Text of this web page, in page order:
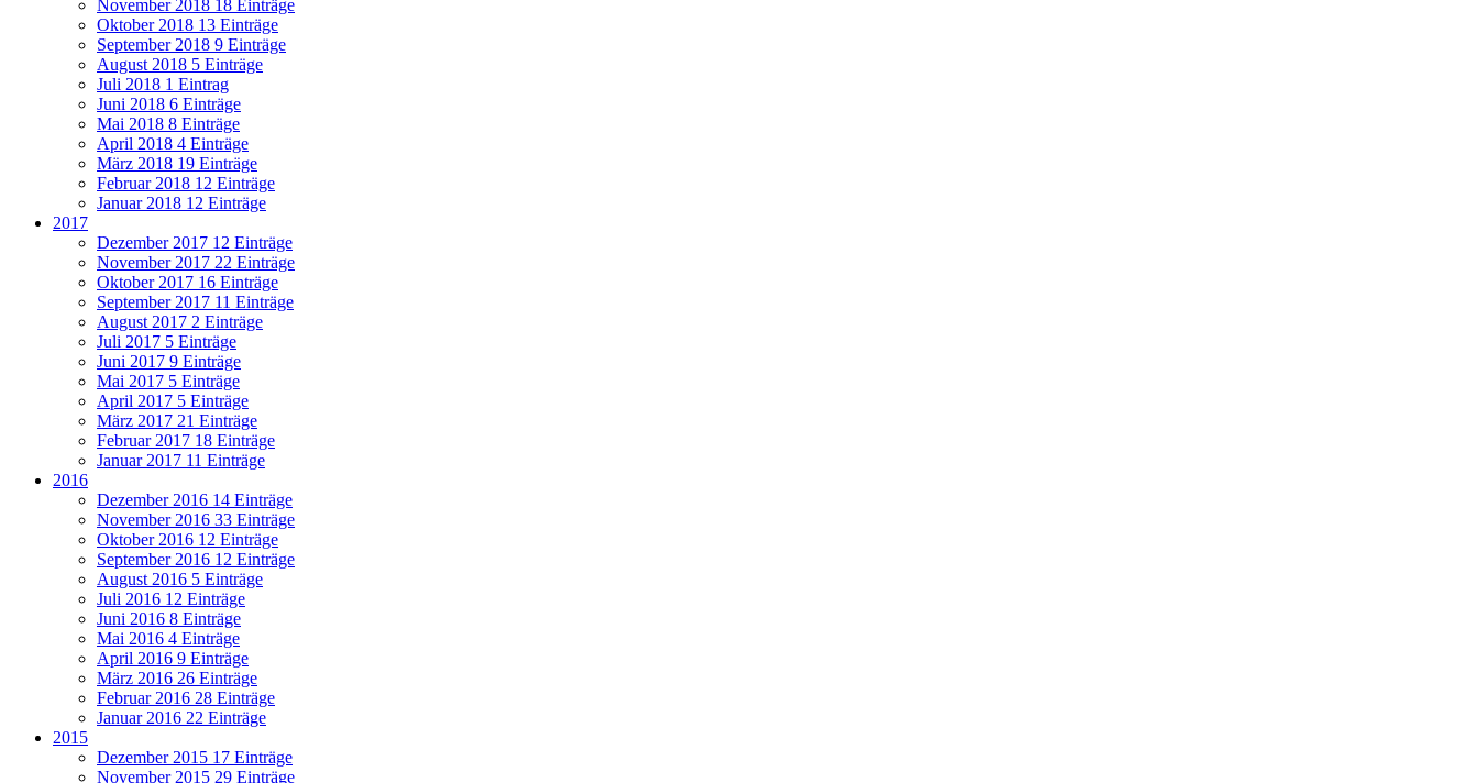
November 2018 18 Einträge
Oktober 2018 13 Einträge
September 2018 9 Einträge
August 2018 5 Einträge
Juli 2018 1 Eintrag
Juni 2018 6 Einträge
Mai 2018 8 Einträge
April 2018 4 Einträge
März 2018 19 Einträge
Februar 2018 12 Einträge
Januar 2018 12 Einträge
2017
Dezember 2017 12 Einträge
November 2017 22 Einträge
Oktober 2017 16 Einträge
September 2017 11 Einträge
August 2017 2 Einträge
Juli 2017 5 Einträge
Juni 2017 9 Einträge
Mai 2017 5 Einträge
April 2017 5 Einträge
März 2017 21 Einträge
Februar 2017 18 Einträge
Januar 2017 11 Einträge
2016
Dezember 2016 14 Einträge
November 2016 33 Einträge
Oktober 2016 12 Einträge
September 2016 12 Einträge
August 2016 5 Einträge
Juli 2016 12 Einträge
Juni 2016 8 Einträge
Mai 2016 4 Einträge
April 2016 9 Einträge
März 2016 26 Einträge
Februar 2016 28 Einträge
Januar 2016 22 Einträge
2015
Dezember 2015 17 Einträge
November 2015 29 Einträge